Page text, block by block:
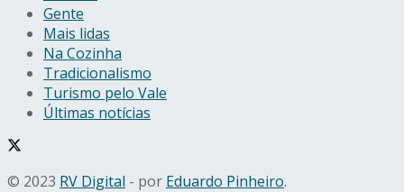
Gente
Mais lidas
Na Cozinha
Tradicionalismo
Turismo pelo Vale
Últimas notícias
© 2023 RV Digital - por Eduardo Pinheiro.